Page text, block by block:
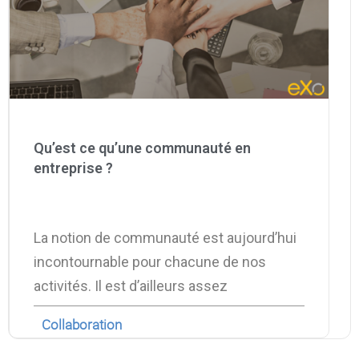
Qu’est ce qu’une communauté en
entreprise ?
La notion de communauté est aujourd’hui
incontournable pour chacune de nos
activités. Il est d’ailleurs assez
Collaboration